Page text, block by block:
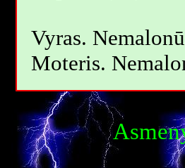
Vyras.
Moteris.